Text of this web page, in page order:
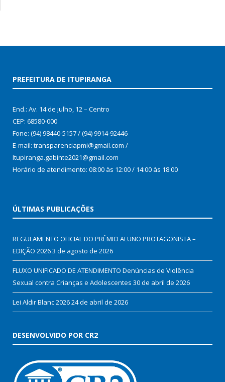
PREFEITURA DE ITUPIRANGA
End.: Av. 14 de julho, 12 – Centro
CEP: 68580-000
Fone: (94) 98440-5157 / (94) 9914-92446
E-mail: transparenciapmi@gmail.com /
Itupiranga.gabinte2021@gmail.com
Horário de atendimento: 08:00 às 12:00 / 14:00 às 18:00
ÚLTIMAS PUBLICAÇÕES
REGULAMENTO OFICIAL DO PRÊMIO ALUNO PROTAGONISTA –
EDIÇÃO 20263 de agosto de 2026
FLUXO UNIFICADO DE ATENDIMENTO Denúncias de Violência
Sexual contra Crianças e Adolescentes 30 de abril de 2026
Lei Aldir Blanc 202624 de abril de 2026
DESENVOLVIDO POR CR2